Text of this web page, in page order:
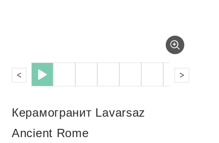
Керамогранит Lavarsaz
Ancient Rome